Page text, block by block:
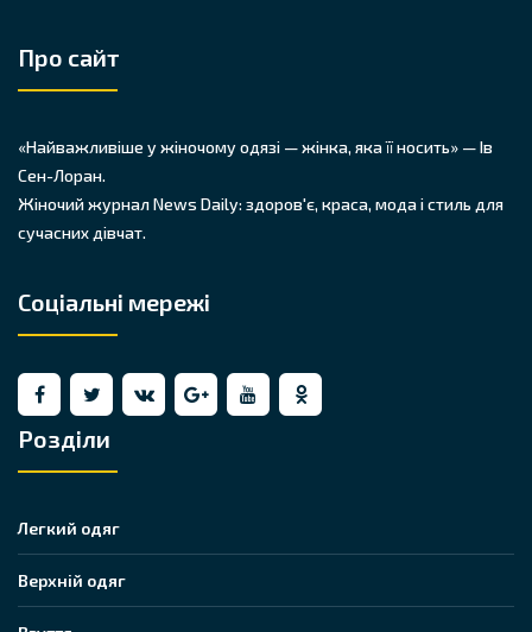
Про сайт
«Найважливіше у жіночому одязі — жінка, яка її носить» — Ів
Сен-Лоран.
Жіночий журнал News Daily: здоров'є, краса, мода і стиль для
сучасних дівчат.
Соціальні мережі
Розділи
Легкий одяг
Верхній одяг